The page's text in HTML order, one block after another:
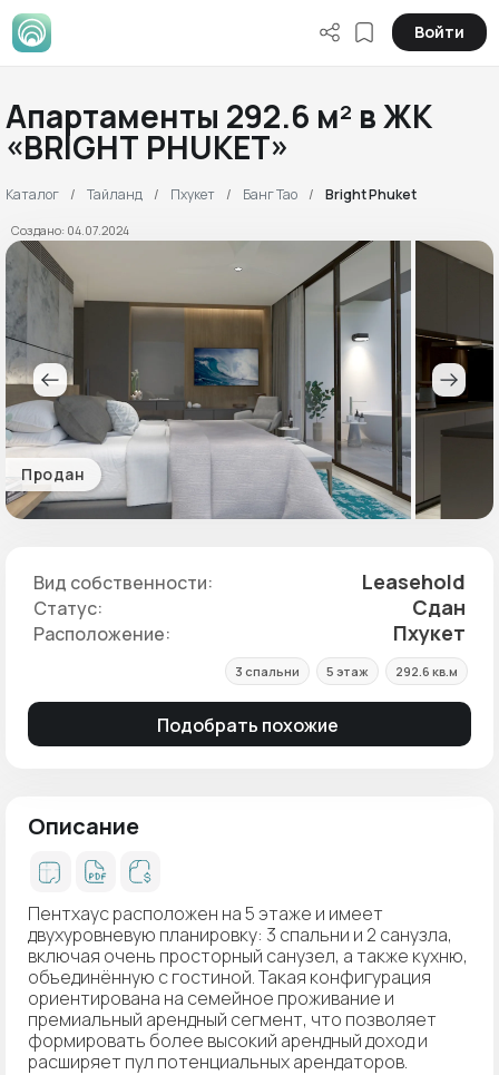
Войти
Апартаменты 292.6 м² в ЖК
«BRIGHT PHUKET»
Каталог Тайланд Пхукет Банг Тао Bright Phuket
Создано: 04.07.2024
Продан
Вид собственности: Leasehold
Статус: Сдан
Расположение: Пхукет
3 спальни 5 этаж 292.6 кв.м
Подобрать похожие
Описание
Пентхаус расположен на 5 этаже и имеет
двухуровневую планировку: 3 спальни и 2 санузла,
включая очень просторный санузел, а также кухню,
объединённую с гостиной. Такая конфигурация
ориентирована на семейное проживание и
премиальный арендный сегмент, что позволяет
формировать более высокий арендный доход и
расширяет пул потенциальных арендаторов.